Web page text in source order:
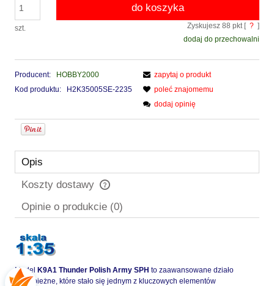
szt.
do koszyka
Zyskujesz 88 pkt [ ? ]
dodaj do przechowalni
Producent:
HOBBY2000
Kod produktu:
H2K35005SE-2235
zapytaj o produkt
poleć znajomemu
dodaj opinię
Opis
Koszty dostawy
Cena nie zawiera ewentualnych kosztów płatności
Opinie o produkcie (0)
Model K9A1 Thunder Polish Army SPH to zaawansowane działo
samobieżne, które stało się jednym z kluczowych elementów